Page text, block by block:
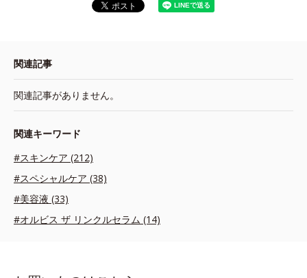
関連記事
関連記事がありません。
関連キーワード
#スキンケア (212)
#スペシャルケア (38)
#美容液 (33)
#オルビス ザ リンクルセラム (14)